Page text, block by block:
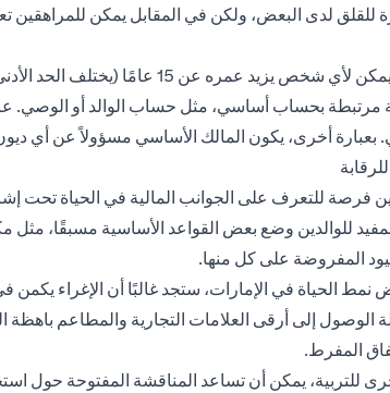
للقلق لدى البعض، ولكن في المقابل يمكن للمراهقين
في الإمارات العربية المتحدة، يمكن لأي
مرتبطة بحساب أساسي، مثل حساب الوالد أو الوصي.
بعبارة أخرى، يكون المالك الأساسي مسؤولاً عن أي
فرصة للتعرف على الجوانب المالية في الحياة
للوالدين وضع بعض القواعد الأساسية مسبقًا، مثل
المفروضة على كل منها.
نمط الحياة في الإمارات، ستجد غالبًا أن الإغراء
الوصول إلى أرقى العلامات التجارية والمطاعم
المفرط.
للتربية، يمكن أن تساعد المناقشة المفتوحة حول